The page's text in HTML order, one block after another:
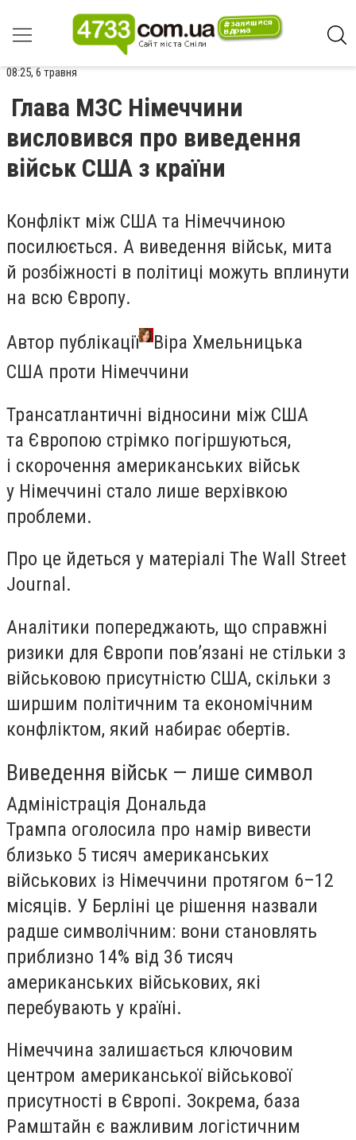
08:25, 6 травня
Глава МЗС Німеччини
висловився про виведення
військ США з країни
Конфлікт між США та Німеччиною
посилюється. А виведення військ, мита
й розбіжності в політиці можуть вплинути
на всю Європу.
Автор публікації
Віра Хмельницька
США проти Німеччини
Трансатлантичні відносини між США
та Європою стрімко погіршуються,
і скорочення американських військ
у Німеччині стало лише верхівкою
проблеми.
Про це йдеться у матеріалі The Wall Street
Journal.
Аналітики попереджають, що справжні
ризики для Європи пов’язані не стільки з
військовою присутністю США, скільки з
ширшим політичним та економічним
конфліктом, який набирає обертів.
Виведення військ — лише символ
Адміністрація Дональда
Трампа оголосила про намір вивести
близько 5 тисяч американських
військових із Німеччини протягом 6–12
місяців. У Берліні це рішення назвали
радше символічним: вони становлять
приблизно 14% від 36 тисяч
американських військових, які
перебувають у країні.
Німеччина залишається ключовим
центром американської військової
присутності в Європі. Зокрема, база
Рамштайн є важливим логістичним